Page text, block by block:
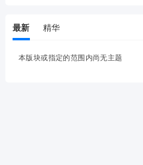
最新 精华
本版块或指定的范围内尚无主题